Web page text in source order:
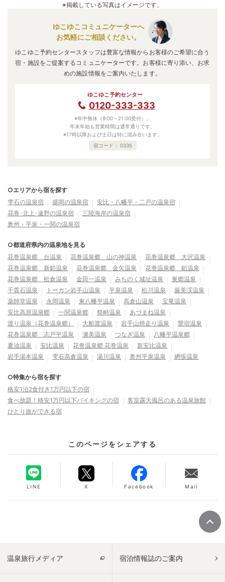
※掲載している写真はイメージです。
ゆこゆこコミュニケーターへ
お気軽にご相談ください。
ゆこゆこ予約センタースタッフは豊富な情報からお客様のご希望に合う
宿・施設をご提案するコミュニケーターです。お客様に寄り添い、お求
めの施設情報をご案内いたします。
ゆこゆこ予約センター
0120-333-333
※年中無休（9:00～21:00受付）。
年末年始も営業時間は通常通りです。
※17時以降および土日は特に混み合います。
宿コード： 0335
○エリアから宿を探す
雫石の温泉宿
盛岡の温泉宿
安比・八幡平・二戸の温泉宿
花巻･北上･遠野の温泉宿
三陸海岸の温泉宿
奥州・平泉・一関の温泉宿
○都道府県内の温泉地を見る
花巻温泉郷 台温泉
花巻温泉郷 山の神温泉
花巻温泉郷 大沢温泉
花巻温泉郷 新鉛温泉
花巻温泉郷 金矢温泉
花巻温泉郷 鉛温泉
花巻温泉郷 松倉温泉
金田一温泉 みちのく城址温泉
巣郷温泉
千貫石温泉
トーカン岩手山温泉 平泉温泉 松川温泉
厳美渓温泉
薬師堂温泉
永岡温泉 東八幡平温泉 高倉山温泉
宝竜温泉
安比高原温泉郷
一関温泉郷 祭畤温泉
あづまね温泉
渡り温泉（花巻温泉郷）
大船渡温泉 岩手山焼走り温泉
鶯宿温泉
花巻温泉郷 志戸平温泉
瀬美温泉 つなぎ温泉
八幡平温泉郷
夏油温泉
安比温泉 花巻温泉郷 花巻温泉
新安比温泉
岩手湯本温泉
雫石高倉温泉 湯川温泉 奥州平泉温泉 網張温泉
○特集から宿を探す
格安1泊2食付き1万円以下の宿
食べ放題！格安1万円以下バイキングの宿
客室露天風呂のある温泉旅館
ひとり旅ができる宿
このページをシェアする
LINE X Facebook Mail
温泉旅行メディア 宿泊情報誌のご案内